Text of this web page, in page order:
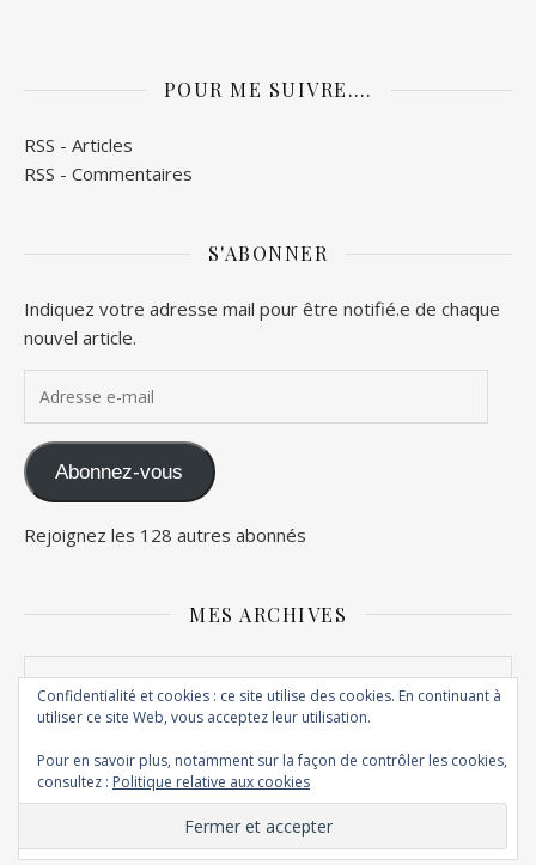
POUR ME SUIVRE….
RSS - Articles
RSS - Commentaires
S'ABONNER
Indiquez votre adresse mail pour être notifié.e de chaque
nouvel article.
Abonnez-vous
Rejoignez les 128 autres abonnés
MES ARCHIVES
© Copyright Maghily 2012 - 2026
Thème Ashe parWP Royal
Confidentialité et cookies : ce site utilise des cookies. En continuant à
utiliser ce site Web, vous acceptez leur utilisation.
Pour en savoir plus, notamment sur la façon de contrôler les cookies,
consultez : Politique relative aux cookies